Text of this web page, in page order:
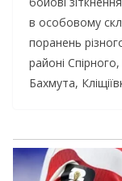
в особовому
поранень
районі
Бахмута,